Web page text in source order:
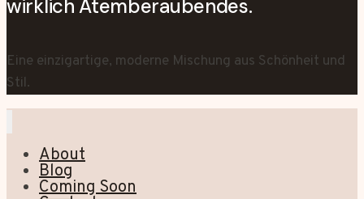
wirklich Atemberaubendes.
Eine einzigartige, moderne Mischung aus Schönheit und
Stil.
About
Blog
Coming Soon